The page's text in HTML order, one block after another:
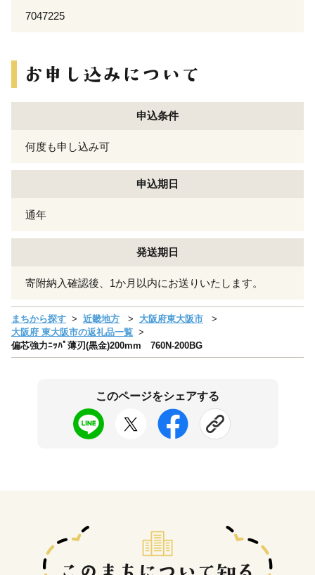
7047225
申込条件
何度も申し込み可
申込期日
通年
発送期日
寄附納入確認後、1か月以内にお送りいたします。
まちから探す 近畿地方
大阪府東大阪市
大阪府 東大阪市の返礼品一覧
偏芯強力ﾆｯﾊﾟ薄刃(黒金)200mm 760N-200BG
このページをシェアする